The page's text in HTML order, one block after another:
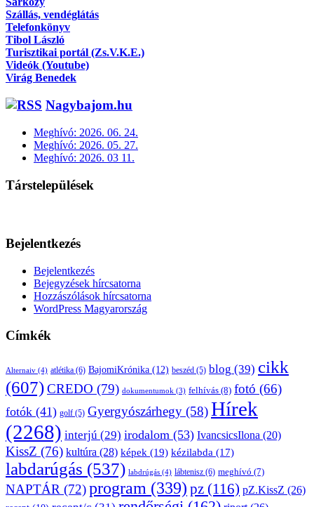
Szállás, vendéglátás
Telefonkönyv
Tibol László
Turisztikai portál (Zs.V.K.E.)
Videók (Youtube)
Virág Benedek
Nagybajom.hu
Meghívó: 2026. 06. 24.
Meghívó: 2026. 05. 27.
Meghívó: 2026. 03 11.
Társtelepülések
Bejelentkezés
Bejelentkezés
Bejegyzések hírcsatorna
Hozzászólások hírcsatorna
WordPress Magyarország
Címkék
Alternaiv (4) atlétika (6) BajomiKrónika (12) beszéd (5) blog (39) cikk
(607)CREDO (79) dokumentumok (3) felhívás (8) fotó (66)
fotók (41) golf (5) Gyergyószárhegy (58)Hírek
(2268) interjú (29) irodalom (53) IvancsicsIlona (20)
KissZ (76) kultúra (28) képek (19) kézilabda (17)
labdarúgás (537) labdrúgás (4) lábtenisz (6) meghívó (7)
NAPTÁR (72)program (339) pz (116) pZ.KissZ (26)